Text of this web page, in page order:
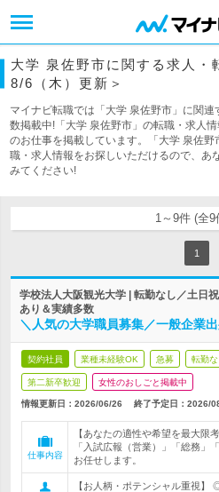
大学 泉佐野市に関する求人・
8/6（木）更新＞
マイナビ転職では「大学 泉佐野市」に関
数掲載中!「大学 泉佐野市」の転職・求人
のお仕事を掲載しています。「大学 泉佐
職・求人情報をお探しいただけるので、あ
みてください!
1～9件 (全9
1
学校法人大阪観光大学 | 転勤なし／土日
あり＆実績多数
＼人気の大学職員募集／一般企業
契約社員 業種未経験OK 急募 転勤な
第二新卒歓迎 女性のおしごと掲載中
情報更新日：2026/06/26 終了予定日： 2026/
仕事内容
【あなたの適性や希望を最大限
「入試広報（営業）」「総務」
お任せします。
【お人柄・ポテンシャル重視